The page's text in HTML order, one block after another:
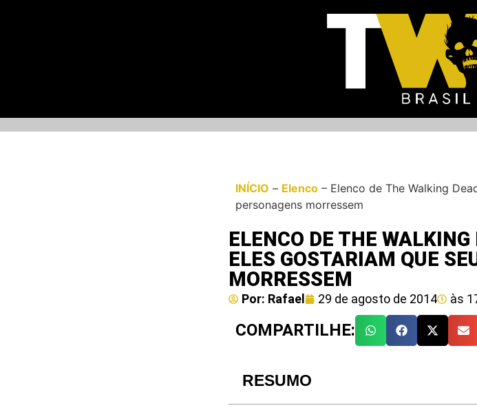
INÍCIO – Elenco – Elenco de The Walking
personagens morressem
ELENCO DE THE
ELES GOSTARIAM QUE
MORRESSEM
Por: Rafael 29 de agosto de 2014 às
COMPARTILHE:
RESUMO